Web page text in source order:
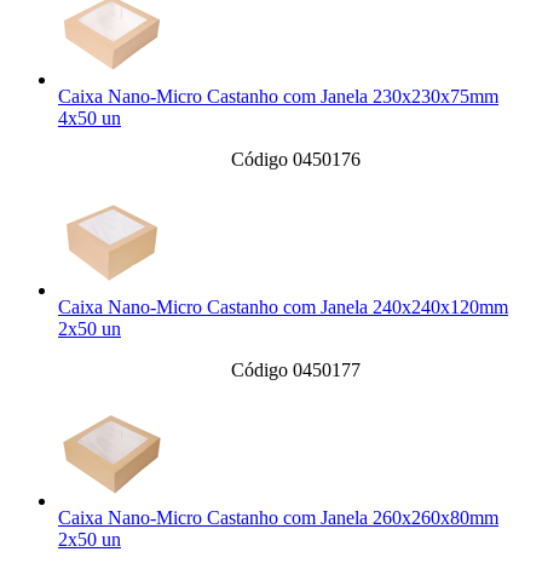
Caixa Nano-Micro Castanho com Janela 230x230x75mm
4x50 un
Código 0450176
Caixa Nano-Micro Castanho com Janela 240x240x120mm
2x50 un
Código 0450177
Caixa Nano-Micro Castanho com Janela 260x260x80mm
2x50 un